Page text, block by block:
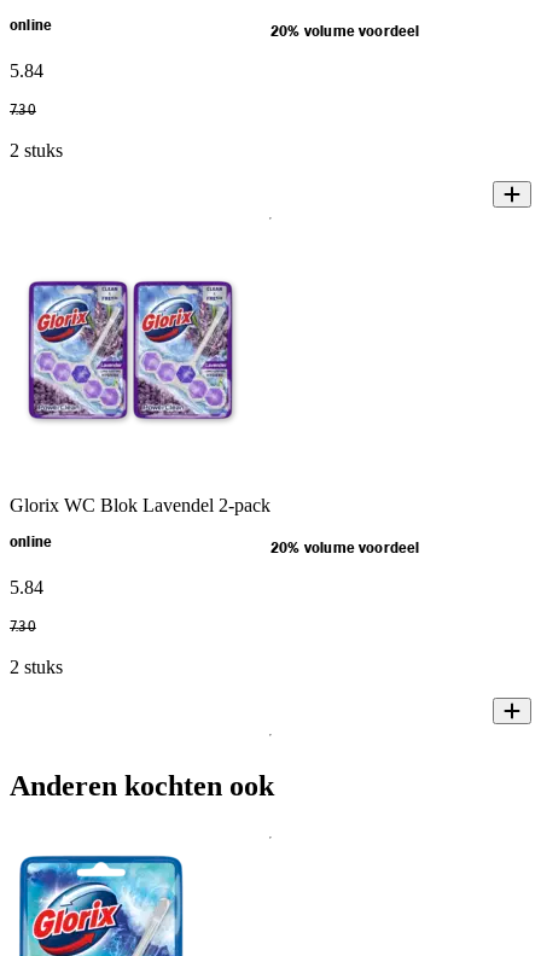
online 20% volume voordeel
5.84
7.30
2 stuks
Glorix WC Blok Lavendel 2-pack
online 20% volume voordeel
5.84
7.30
2 stuks
Anderen kochten ook